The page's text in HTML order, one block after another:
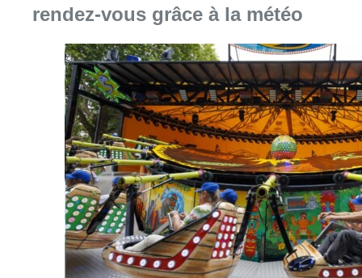
rendez-vous grâce à la météo